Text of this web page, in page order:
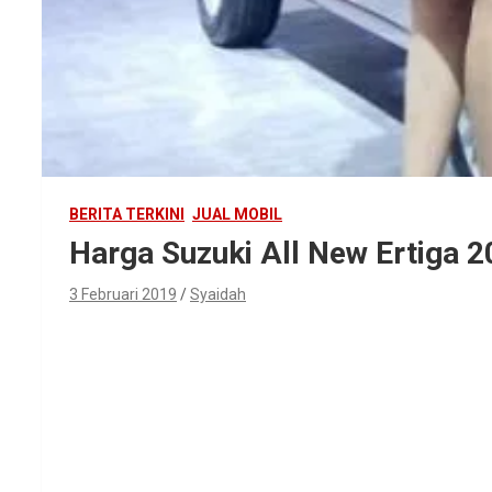
BERITA TERKINI JUAL MOBIL
Harga Suzuki All New Ertiga
3 Februari 2019 Syaidah